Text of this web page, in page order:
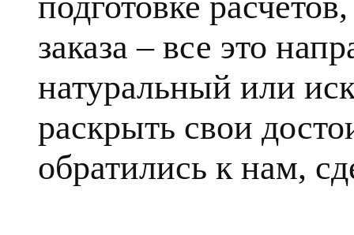
заказа – все это
натуральный или
раскрыть свои
обратились к нам,